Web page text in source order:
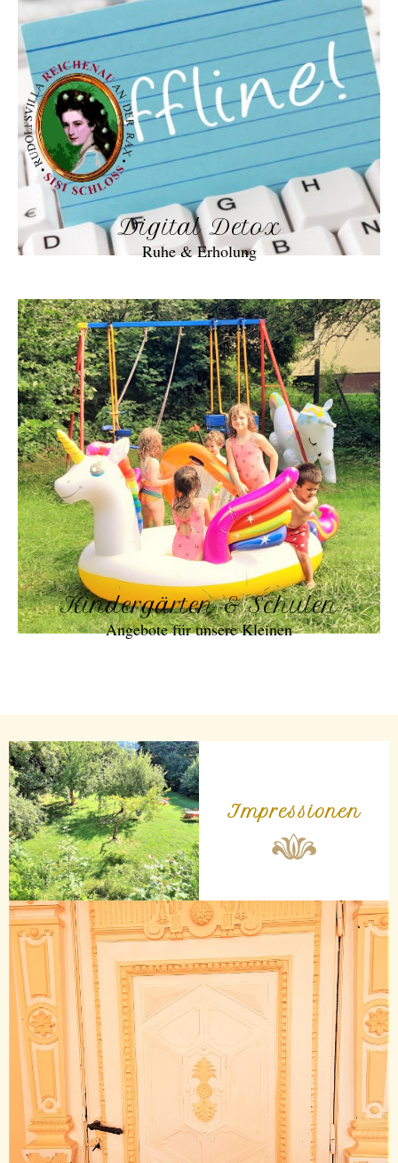
Digital Detox
Ruhe & Erholung
Kindergärten & Schulen
Angebote für unsere Kleinen
Impressionen